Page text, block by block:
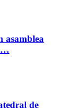
asamblea
de